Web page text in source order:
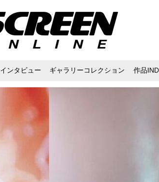
インタビュー ギャラリーコレクション 作品